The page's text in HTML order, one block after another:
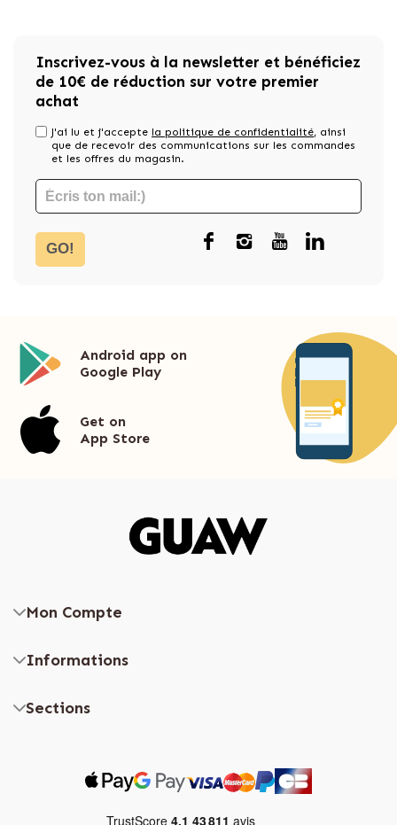
Inscrivez-vous à la newsletter et bénéficiez
de 10€ de réduction sur votre premier
achat
J'ai lu et j'accepte la politique de confidentialité, ainsi
que de recevoir des communications sur les commandes
et les offres du magasin.
GO!
Android app on
Google Play
Get on
App Store
Mon Compte
Informations
Sections